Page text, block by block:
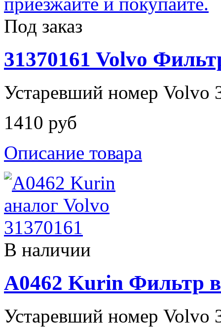
Под заказ
31370161 Volvo
Устаревший номер Volvo
1410 руб
Описание товара
В наличии
A0462 Kurin Фильтр
Устаревший номер Volvo